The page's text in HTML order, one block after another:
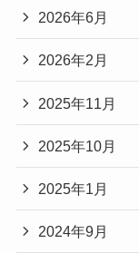
2026年6月
2026年2月
2025年11月
2025年10月
2025年1月
2024年9月